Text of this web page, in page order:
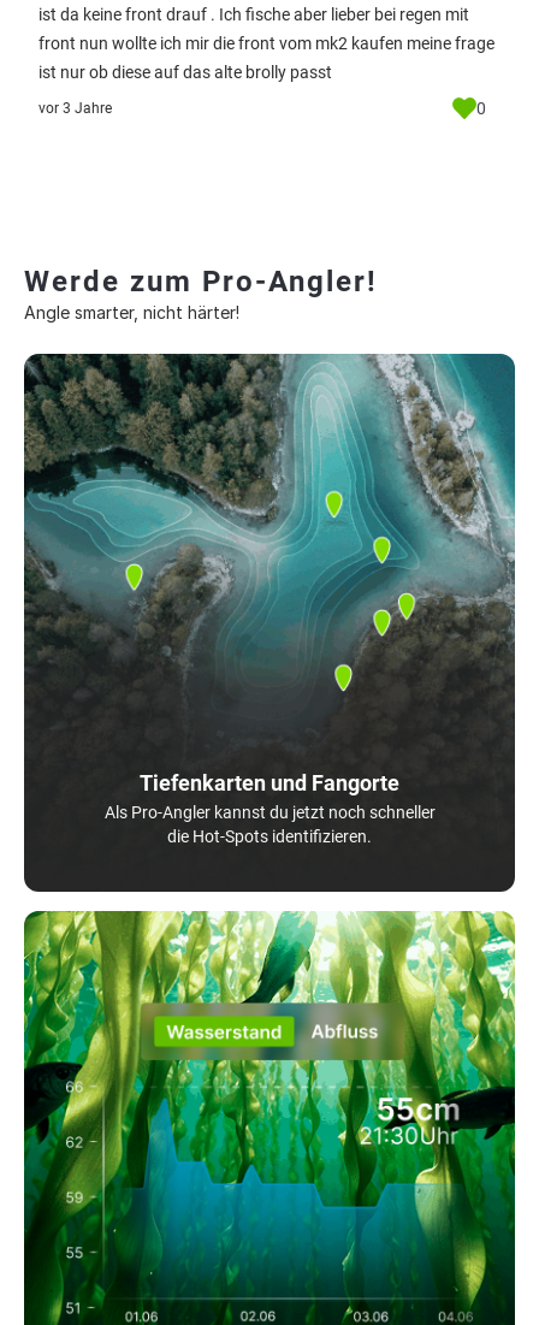
ist da keine front drauf . Ich fische aber lieber bei regen mit
front nun wollte ich mir die front vom mk2 kaufen meine frage
ist nur ob diese auf das alte brolly passt
vor 3 Jahre 0
Werde zum Pro-Angler!
Angle smarter, nicht härter!
Tiefenkarten und Fangorte
Als Pro-Angler kannst du jetzt noch schneller
die Hot-Spots identifizieren.